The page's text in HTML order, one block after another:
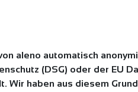
aleno automatisch
(DSG) oder der EU
Wir haben aus diesem